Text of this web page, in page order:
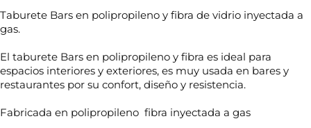
Taburete Bars en polipropileno y fibra de vidrio inyectada a
gas.
El taburete Bars en polipropileno y fibra es ideal para
espacios interiores y exteriores, es muy usada en bares y
restaurantes por su confort, diseño y resistencia.
Fabricada en polipropileno fibra inyectada a gas